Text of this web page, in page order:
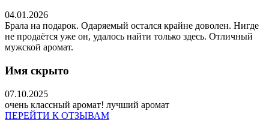
04.01.2026
Брала на подарок. Одаряемый остался крайне доволен. Нигде
не продаётся уже он, удалось найти только здесь. Отличный
мужской аромат.
Имя скрыто
07.10.2025
очень классный аромат! лучший аромат
ПЕРЕЙТИ К ОТЗЫВАМ